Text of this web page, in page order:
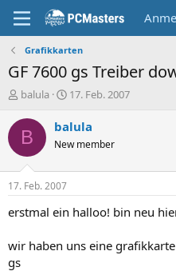
Grafikkarten
GF 7600 gs Treiber
E
s
e
r
balula
E
s
e
t
a
17. Feb. 2007
B balula
New member
17. Feb. 2007
erstmal ein halloo! bin neu
wir haben uns eine
gs